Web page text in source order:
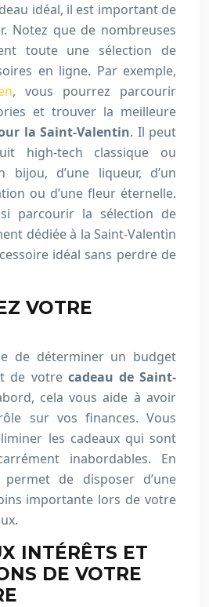
idéal, il est important de
Notez que de nombreuses
toute une sélection de
en ligne. Par exemple,
, vous pourrez parcourir
et trouver la meilleure
la Saint-Valentin. Il peut
high-tech classique ou
bijou, d’une liqueur, d’un
ou d’une fleur éternelle.
parcourir la sélection de
dédiée à la Saint-Valentin
idéal sans perdre de
VOTRE
de déterminer un budget
de votre cadeau de Saint-
cela vous aide à avoir
sur vos finances. Vous
les cadeaux qui sont
inabordables. En
de disposer d’une
importante lors de votre
INTÉRÊTS ET
DE VOTRE